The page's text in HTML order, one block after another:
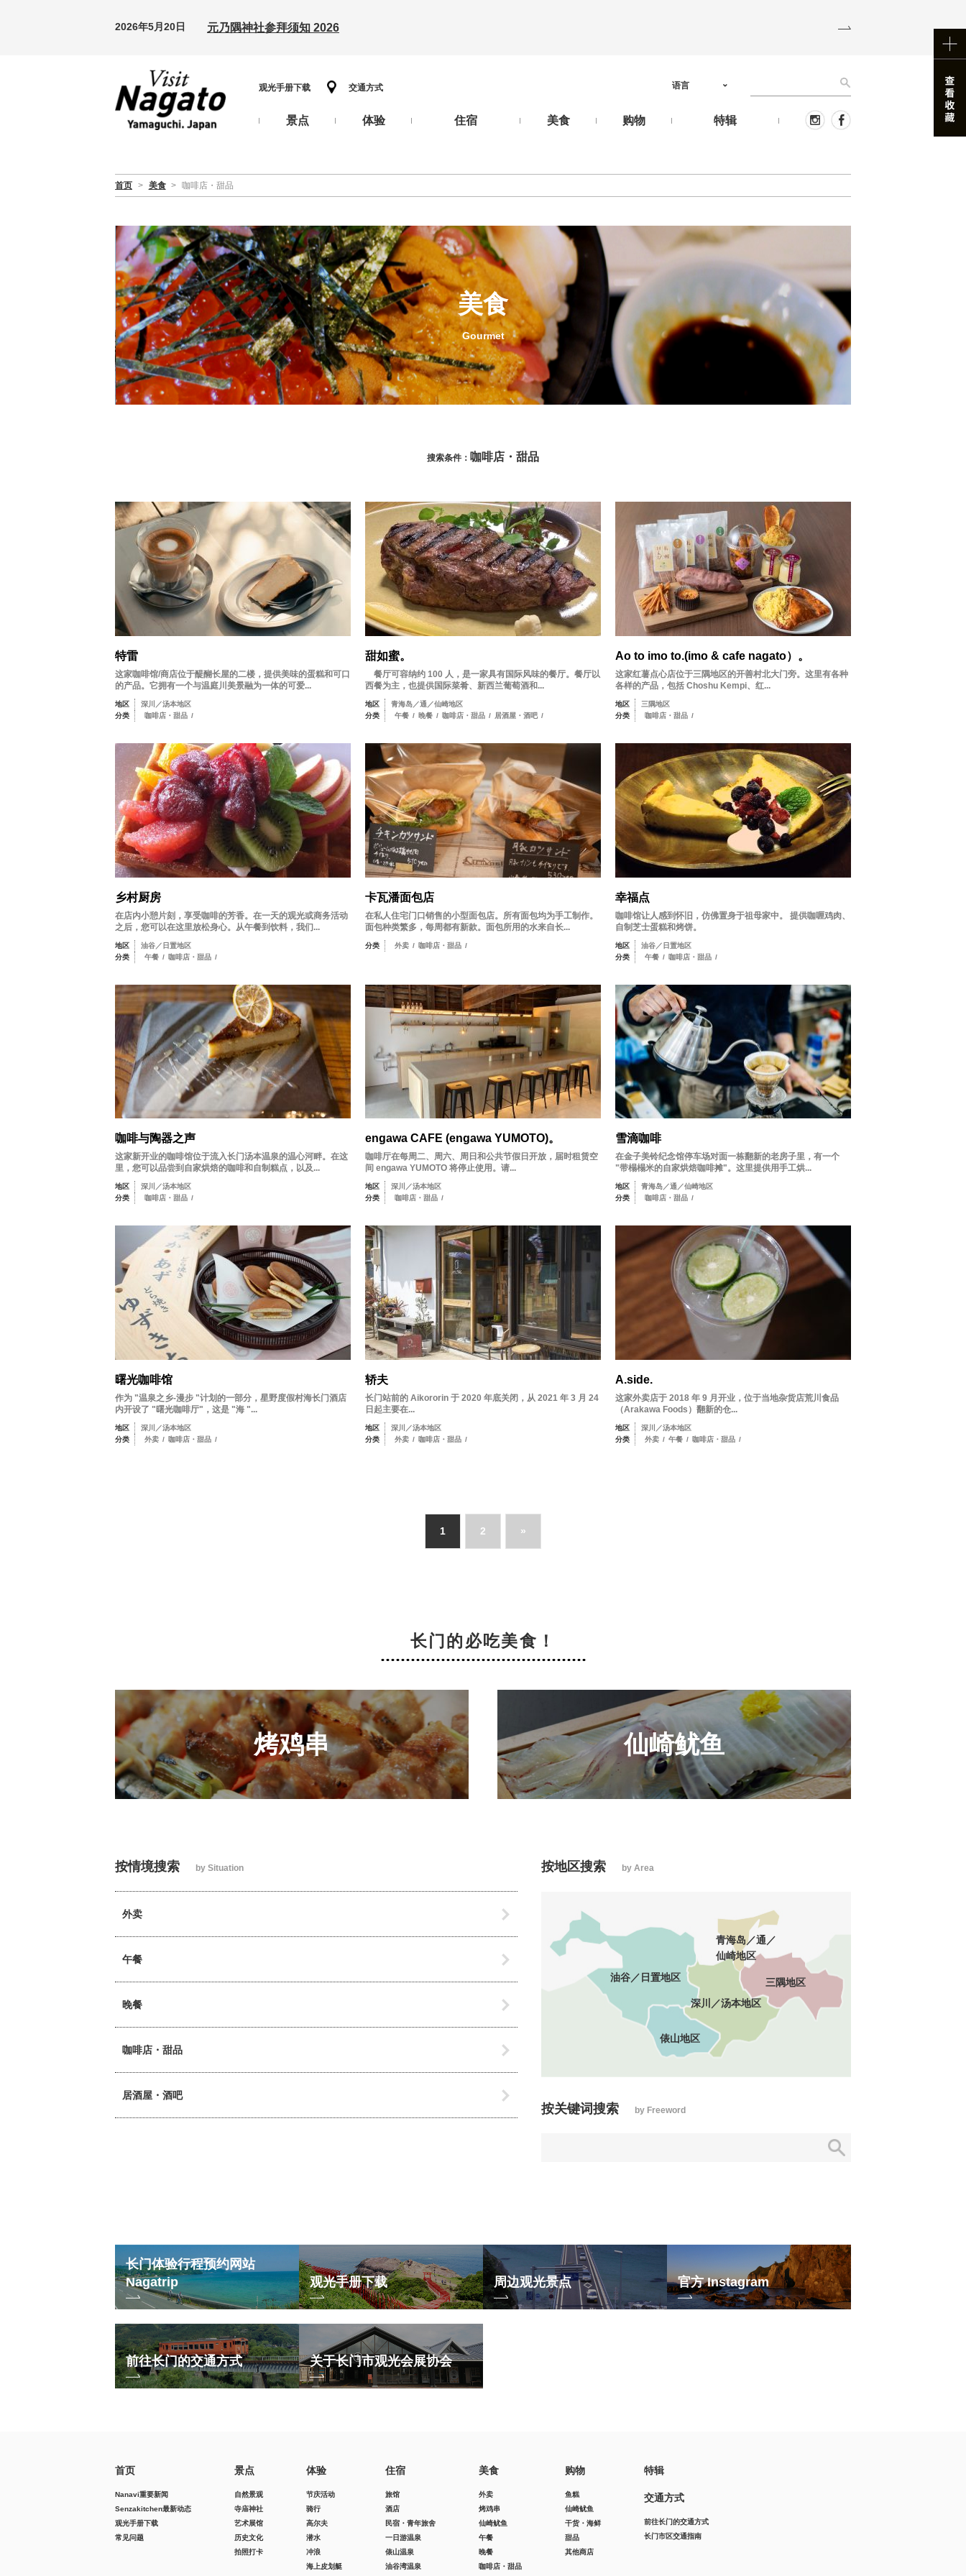
2026年5月20日 元乃隅神社参拜须知 2026
观光手册下载 交通方式
景点 体验 住宿 美食 购物 特辑
语言
首页 > 美食 > 咖啡店・甜品
美食
Gourmet
搜索条件： 咖啡店・甜品
特雷
这家咖啡馆/商店位于醍醐长屋的二楼，提供美味的蛋糕和可口
的产品。它拥有一个与温庭川美景融为一体的可爱...
地区
深川／汤本地区
分类
咖啡店・甜品 /
甜如蜜。
餐厅可容纳约 100 人，是一家具有国际风味的餐厅。餐厅以
西餐为主，也提供国际菜肴、新西兰葡萄酒和...
地区
青海岛／通／仙崎地区
分类
午餐 / 晚餐 / 咖啡店・甜品 / 居酒屋・酒吧 /
Ao to imo to.(imo & cafe nagato）。
这家红薯点心店位于三隅地区的开善村北大门旁。这里有各种
各样的产品，包括 Choshu Kempi、红...
地区
三隅地区
分类
咖啡店・甜品 /
乡村厨房
在店内小憩片刻，享受咖啡的芳香。在一天的观光或商务活动
之后，您可以在这里放松身心。从午餐到饮料，我们...
地区
油谷／日置地区
分类
午餐 / 咖啡店・甜品 /
卡瓦潘面包店
在私人住宅门口销售的小型面包店。所有面包均为手工制作。
面包种类繁多，每周都有新款。面包所用的水来自长...
分类 外卖 / 咖啡店・甜品 /
幸福点
咖啡馆让人感到怀旧，仿佛置身于祖母家中。 提供咖喱鸡肉、
自制芝士蛋糕和烤饼。
地区
油谷／日置地区
分类
午餐 / 咖啡店・甜品 /
咖啡与陶器之声
这家新开业的咖啡馆位于流入长门汤本温泉的温心河畔。在这
里，您可以品尝到自家烘焙的咖啡和自制糕点，以及...
地区
深川／汤本地区
分类
咖啡店・甜品 /
engawa CAFE (engawa YUMOTO)。
咖啡厅在每周二、周六、周日和公共节假日开放，届时租赁空
间 engawa YUMOTO 将停止使用。请...
地区
深川／汤本地区
分类
咖啡店・甜品 /
雪滴咖啡
在金子美铃纪念馆停车场对面一栋翻新的老房子里，有一个
"带榻榻米的自家烘焙咖啡摊"。这里提供用手工烘...
地区
青海岛／通／仙崎地区
分类
咖啡店・甜品 /
曙光咖啡馆
作为 "温泉之乡-漫步 "计划的一部分，星野度假村海长门酒店
内开设了 "曙光咖啡厅"，这是 "海 "...
地区
深川／汤本地区
分类
外卖 / 咖啡店・甜品 /
轿夫
长门站前的 Aikororin 于 2020 年底关闭，从 2021 年 3 月 24
日起主要在...
地区
深川／汤本地区
分类
外卖 / 咖啡店・甜品 /
A.side.
这家外卖店于 2018 年 9 月开业，位于当地杂货店荒川食品
（Arakawa Foods）翻新的仓...
地区
深川／汤本地区
分类
外卖 / 午餐 / 咖啡店・甜品 /
1 2 »
长门的必吃美食！
烤鸡串 仙崎鱿鱼
按情境搜索 by Situation
外卖
午餐
晚餐
咖啡店・甜品
居酒屋・酒吧
按地区搜索 by Area
油谷／日置地区
青海岛／通／
仙崎地区
俵山地区
深川／汤本地区
三隅地区
按关键词搜索 by Freeword
长门体验行程预约网站
Nagatrip
观光手册下载 周边观光景点 官方 Instagram
前往长门的交通方式 关于长门市观光会展协会
首页
Nanavi重要新闻
Senzakitchen最新动态
观光手册下载
常见问题
景点
自然景观
寺庙神社
艺术展馆
历史文化
拍照打卡
体验
节庆活动
骑行
高尔夫
潜水
冲浪
海上皮划艇
住宿
旅馆
酒店
民宿・青年旅舍
一日游温泉
俵山温泉
油谷湾温泉
美食
外卖
烤鸡串
仙崎鱿鱼
午餐
晚餐
咖啡店・甜品
购物
鱼糕
仙崎鱿鱼
干货・海鲜
甜品
其他商店
特辑
交通方式
前往长门的交通方式
长门市区交通指南